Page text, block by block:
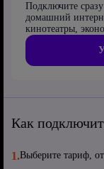
Подключите
домашний
кинотеатры,
Как
1.Выберите тариф,